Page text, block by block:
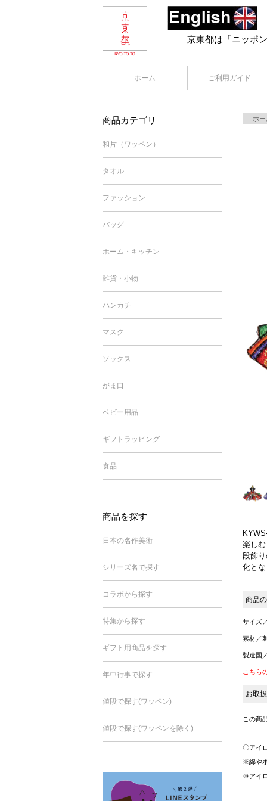
京東都は「ニッポ
ホーム ご利用ガイド
ホー
楽し
段飾
化と
商品
サイズ
素材／
製造国
こちら
お取
この商
〇アイ
※綿や
※アイ
商品カテゴリ
和片（ワッペン）
タオル
ファッション
バッグ
ホーム・キッチン
雑貨・小物
ハンカチ
マスク
ソックス
がま口
ベビー用品
ギフトラッピング
食品
商品を探す
日本の名作美術
シリーズ名で探す
コラボから探す
特集から探す
ギフト用商品を探す
年中行事で探す
値段で探す(ワッペン)
値段で探す(ワッペンを除く)